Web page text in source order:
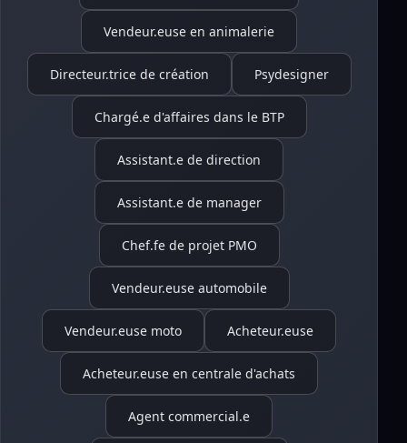
Vendeur.euse en animalerie
Directeur.trice de création Psydesigner
Chargé.e d'affaires dans le BTP
Assistant.e de direction
Assistant.e de manager
Chef.fe de projet PMO
Vendeur.euse automobile
Vendeur.euse moto Acheteur.euse
Acheteur.euse en centrale d'achats
Agent commercial.e